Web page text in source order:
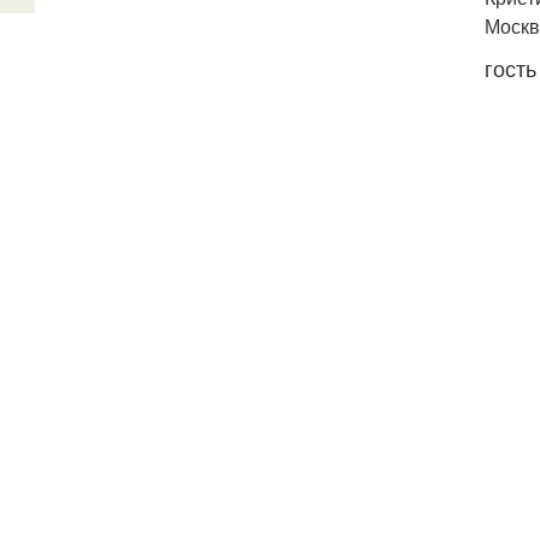
гость